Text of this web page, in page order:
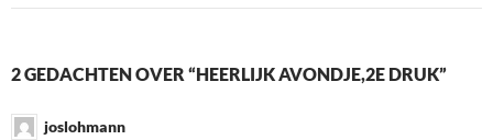
2 GEDACHTEN OVER “HEERLIJK AVONDJE,2E DRUK”
joslohmann